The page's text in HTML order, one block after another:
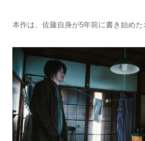
本作は、佐藤自身が5年前に書き始めた